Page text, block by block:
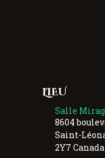
LIEU
Salle
8604
Saint-
2Y7 Canada